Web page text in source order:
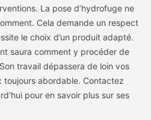
La pose d’hydrofuge ne
Cela demande un respect
le choix d’un produit adapté.
saura comment y procéder de
travail dépassera de loin vos
abordable. Contactez
pour en savoir plus sur ses